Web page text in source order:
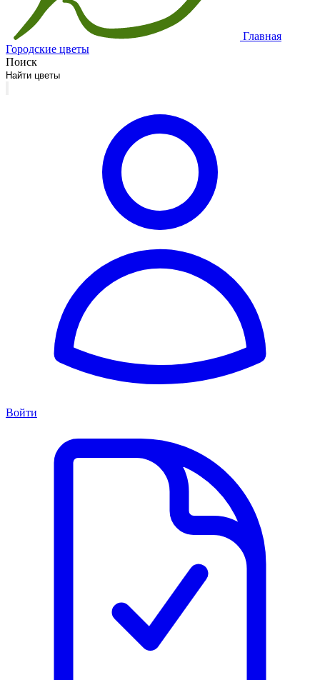
Главная
Городские цветы
Поиск
Войти